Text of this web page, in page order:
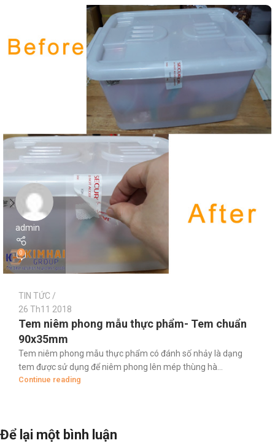
admin
0
TIN TỨC
26 Th11 2018
Tem niêm phong mẫu thực phẩm- Tem chuẩn
90x35mm
Tem niêm phong mẫu thực phẩm có đánh số nhảy là dạng
tem được sử dụng để niêm phong lên mép thùng hà...
Continue reading
Để lại một bình luận